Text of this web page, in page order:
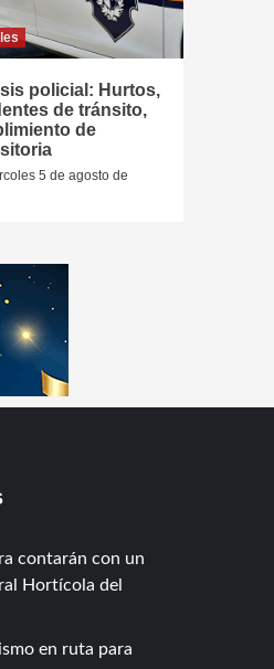
policial: Hurtos,
de tránsito,
de
5 de agosto de
contarán con un
Hortícola del
en ruta para